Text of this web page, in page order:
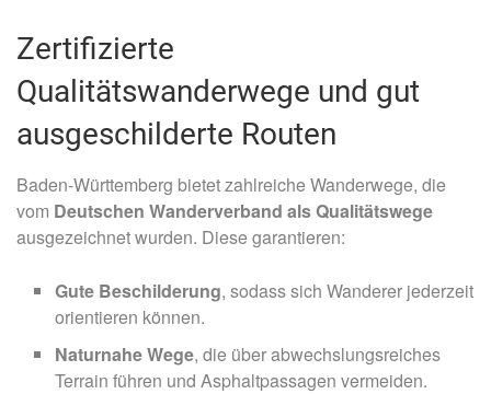
Zertifizierte
Qualitätswanderwege und gut
ausgeschilderte Routen
Baden-Württemberg bietet zahlreiche Wanderwege, die
vom Deutschen Wanderverband als Qualitätswege
ausgezeichnet wurden. Diese garantieren:
Gute Beschilderung, sodass sich Wanderer jederzeit
orientieren können.
Naturnahe Wege, die über abwechslungsreiches
Terrain führen und Asphaltpassagen vermeiden.